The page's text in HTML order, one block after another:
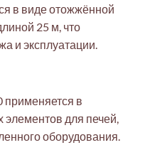
в виде отожжённой
25 м, что
и эксплуатации.
в
элементов для печей,
оборудования.